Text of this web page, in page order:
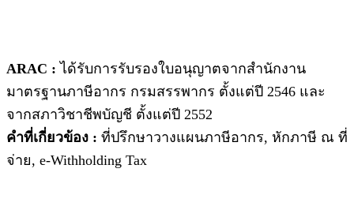
ARAC : ได้รับการรับรองใบอนุญาตจากสำนักงาน
มาตรฐานภาษีอากร กรมสรรพากร ตั้งแต่ปี 2546 และ
จากสภาวิชาชีพบัญชี ตั้งแต่ปี 2552
คำที่เกี่ยวข้อง : ที่ปรึกษาวางแผนภาษีอากร, หักภาษี ณ ที่
จ่าย, e-Withholding Tax